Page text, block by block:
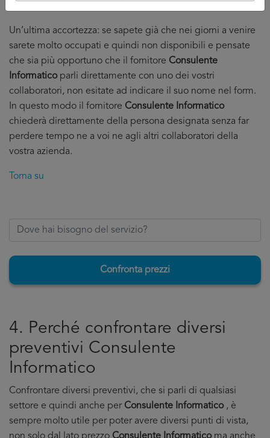
Un’ultima accortezza: se sapete già che nei giorni a venire
sarete molto occupati e quindi non disponibili e pensate
che sia più opportuno che il fornitore Consulente
Informatico parli direttamente con uno dei vostri
collaboratori, non esitate ad indicare il suo nome nel form.
In questo modo il fornitore Consulente Informatico
chiederà direttamente della persona designata senza far
perdere tempo ne a voi ne agli altri collaboratori della
vostra azienda.
Torna su
Confronta prezzi
4. Perché confrontare diversi
preventivi Consulente
Informatico
Confrontare diversi preventivi, che si parli di qualsiasi
settore e quindi anche per Consulente Informatico , è
sempre molto utile per poter avere diversi punti di vista,